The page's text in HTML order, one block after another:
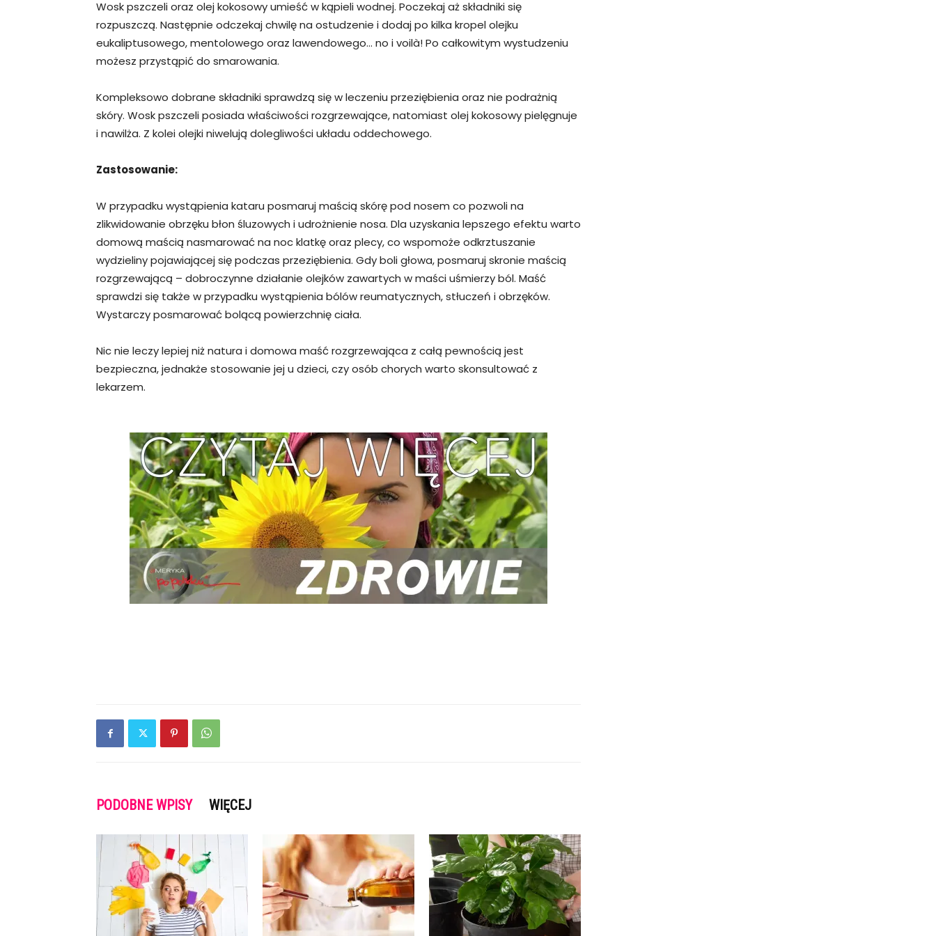
Wosk pszczeli oraz olej kokosowy umieść w kąpieli wodnej. Poczekaj aż składniki się
rozpuszczą. Następnie odczekaj chwilę na ostudzenie i dodaj po kilka kropel olejku
eukaliptusowego, mentolowego oraz lawendowego… no i voilà! Po całkowitym wystudzeniu
możesz przystąpić do smarowania.
Kompleksowo dobrane składniki sprawdzą się w leczeniu przeziębienia oraz nie podrażnią
skóry. Wosk pszczeli posiada właściwości rozgrzewające, natomiast olej kokosowy pielęgnuje
i nawilża. Z kolei olejki niwelują dolegliwości układu oddechowego.
Zastosowanie:
W przypadku wystąpienia kataru posmaruj maścią skórę pod nosem co pozwoli na
zlikwidowanie obrzęku błon śluzowych i udrożnienie nosa. Dla uzyskania lepszego efektu warto
domową maścią nasmarować na noc klatkę oraz plecy, co wspomoże odkrztuszanie
wydzieliny pojawiającej się podczas przeziębienia. Gdy boli głowa, posmaruj skronie maścią
rozgrzewającą – dobroczynne działanie olejków zawartych w maści uśmierzy ból. Maść
sprawdzi się także w przypadku wystąpienia bólów reumatycznych, stłuczeń i obrzęków.
Wystarczy posmarować bolącą powierzchnię ciała.
Nic nie leczy lepiej niż natura i domowa maść rozgrzewająca z całą pewnością jest
bezpieczna, jednakże stosowanie jej u dzieci, czy osób chorych warto skonsultować z
lekarzem.
PODOBNE WPISY WIĘCEJ